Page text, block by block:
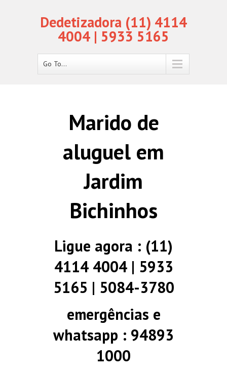
Dedetizadora (11) 4114
4004 | 5933 5165
Go To...
Marido de
aluguel em
Jardim
Bichinhos
Ligue agora : (11)
4114 4004 | 5933
5165 | 5084-3780
emergências e
whatsapp : 94893
1000